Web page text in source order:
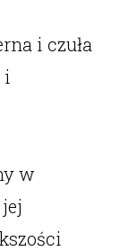
i czuła
i
w